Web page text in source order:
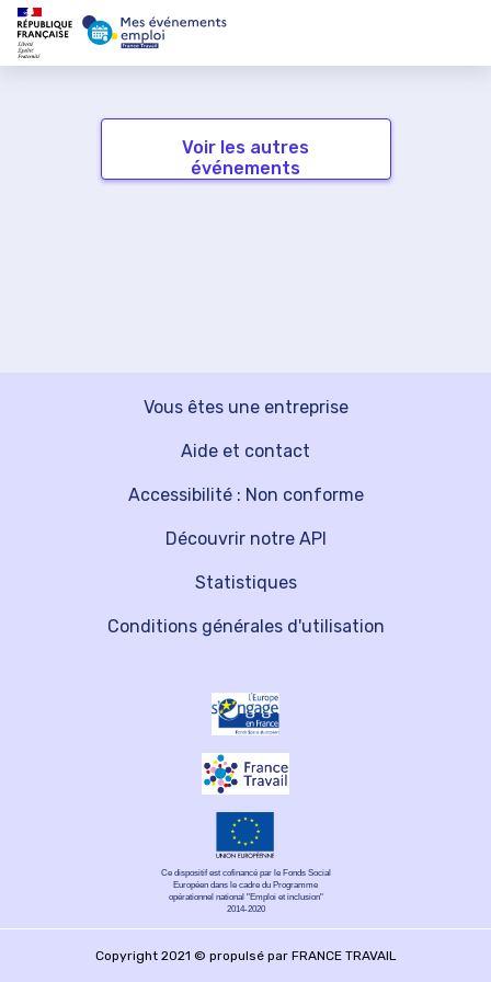
Voir les autres
événements
Vous êtes une entreprise
Découvrir notre API
Aide et contact
Statistiques
Accessibilité : Non conforme
Conditions générales d'utilisation
Ce dispositif est cofinancé par le Fonds Social
Européen dans le cadre du Programme
opérationnel national "Emploi et inclusion"
2014-2020
Copyright 2021 © propulsé par FRANCE TRAVAIL